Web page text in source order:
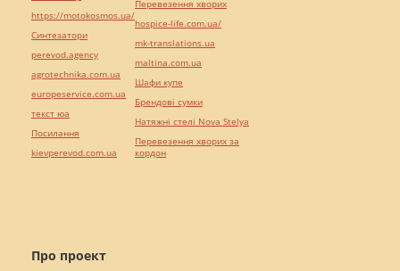
Про проект
https://motokosmos.ua/
Синтезатори
perevod.agency
agrotechnika.com.ua
europeservice.com.ua
текст юа
Посилання
kievperevod.com.ua
Перевезення хворих
hospice-life.com.ua/
mk-translations.ua
maltina.com.ua
Шафи купе
Брендові сумки
Натяжні стелі Nova Stelya
Перевезення хворих за
кордон